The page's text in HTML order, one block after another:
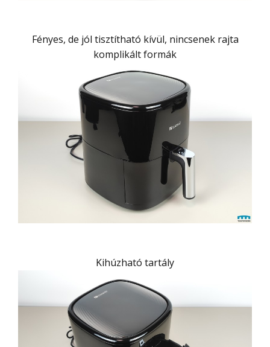
Fényes, de jól tisztítható kívül, nincsenek rajta
komplikált formák
Kihúzható tartály